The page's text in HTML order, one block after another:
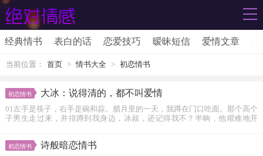
经典情书 表白的话 恋爱技巧 暧昧短信 爱情文章
当前位置： 首页 > 情书大全 > 初恋情书
初恋情书 大冰：说得清的，都不叫爱情
01左手是筷子，右手是碗和蒜。腊月里的一天，我蹲在门口吃面。那个高个
子男生走过来，并排蹲到我身边，冰叔，还记得我不？半晌，他艰难地开
初恋情书 诗般暗恋情书